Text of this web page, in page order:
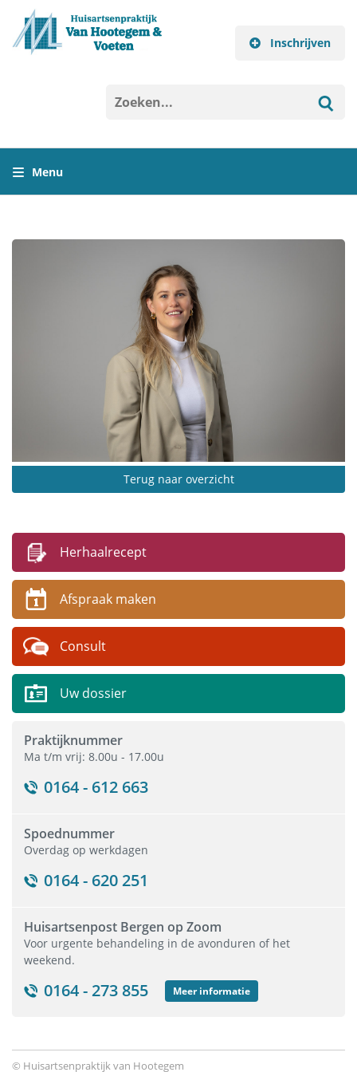
Inschrijven
Menu
Inschrijven als patiënt
Onderzoek en controle
Kleine handelingen
Medewerkers
Vakantie en afwezigheid
Klachten
Uw gezondheid
Gezond leven
Medische informatie
Organisaties & instellingen
HealthApp
Thuisarts.nl
Contact
Terug naar overzicht
Herhaalrecept
Afspraak maken
Consult
Uw dossier
Praktijknummer
Ma t/m vrij: 8.00u - 17.00u
0164 - 612 663
Spoednummer
Overdag op werkdagen
0164 - 620 251
Huisartsenpost Bergen op Zoom
Voor urgente behandeling in de avonduren of het
weekend.
0164 - 273 855 Meer informatie
© Huisartsenpraktijk van Hootegem